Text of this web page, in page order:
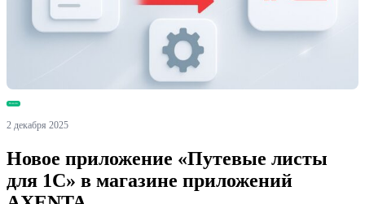
Новости
2 декабря 2025
Новое приложение «Путевые листы
для 1С» в магазине приложений